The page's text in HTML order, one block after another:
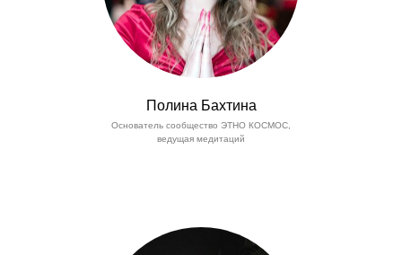
Полина Бахтина
Основатель сообщество ЭТНО КОСМОС,
ведущая медитаций